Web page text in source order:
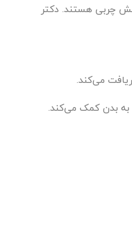
چربی هستند. دکتر
می‌کند.
بدن کمک می‌کند.